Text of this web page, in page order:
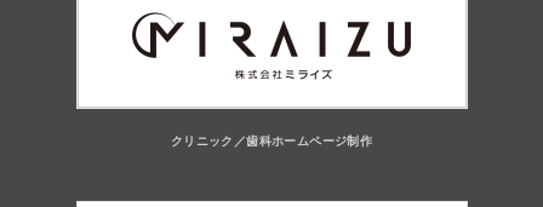
クリニック／歯科ホームページ制作